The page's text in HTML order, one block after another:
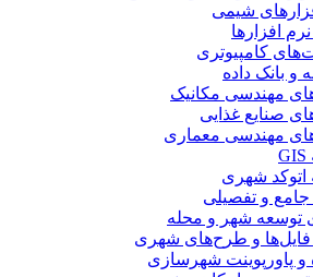
شیمی
کامپیوتری
داده
مکانیک
غذایی
مهندسی معماری
شهری
و تفصیلی
شهر و محله
و طرح‌های شهری
شهرسازی